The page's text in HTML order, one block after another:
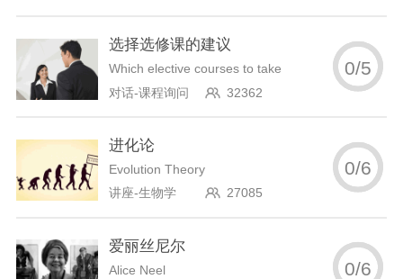
选择选修课的建议
Which elective courses to take
对话-课程询问
32362
0/5
进化论
Evolution Theory
讲座-生物学
27085
0/6
爱丽丝尼尔
Alice Neel 0/6